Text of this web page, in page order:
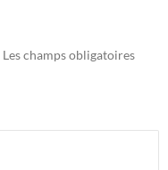
Les champs obligatoires